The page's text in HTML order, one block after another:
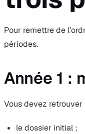
Pour remettre de
périodes.
Année 1 :
Vous devez retrouver
le dossier initial ;